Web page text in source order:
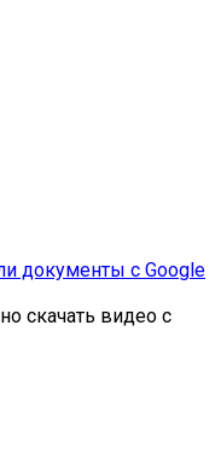
документы с Google
скачать видео с